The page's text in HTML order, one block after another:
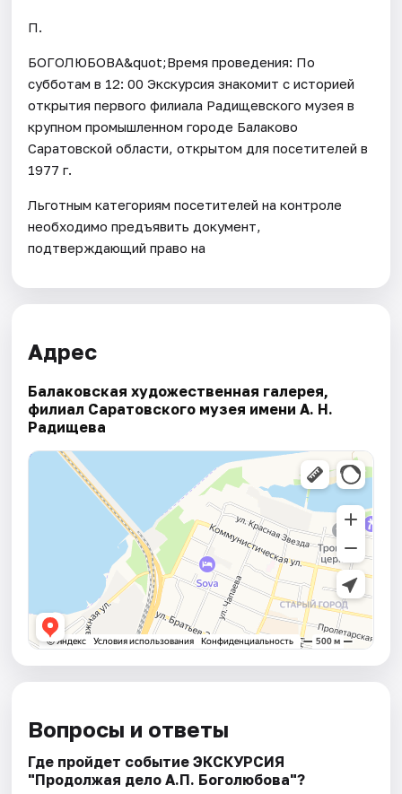
П.
БОГОЛЮБОВА&quot;Время проведения: По
субботам в 12: 00 Экскурсия знакомит с историей
открытия первого филиала Радищевского музея в
крупном промышленном городе Балаково
Саратовской области, открытом для посетителей в
1977 г.
Льготным категориям посетителей на контроле
необходимо предъявить документ,
подтверждающий право на
Адрес
Балаковская художественная галерея,
филиал Саратовского музея имени А. Н.
Радищева
Вопросы и ответы
Где пройдет событие ЭКСКУРСИЯ
"Продолжая дело А.П. Боголюбова"?